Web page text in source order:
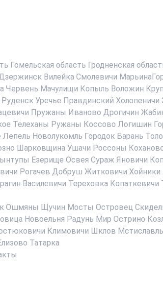
Гомельская область Гродненская
Вилейка Смолевичи
Червень Мачулищи Копыль Воложин
Руденск Уречье Правдинский Холопеничи
Пружаны Иваново Дрогичин
Телеханы Ружаны Коссово Логишин
Лепель Новолукомль Городок Барань
Шарковщина Ушачи Россоны
Езерище Освея Сураж Яновичи
Рогачев Добруш Житковичи Хойники
Василевичи Тереховка Копаткевичи
Ошмяны Щучин Мосты Островец
Новоельня Радунь Мир Острино
Климовичи Шклов Мстиславль
Татарка